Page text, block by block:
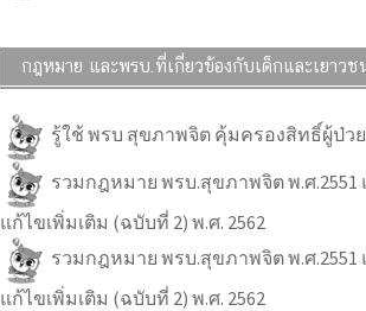
กฎหมาย และพรบ.ที่เกี่ยวข้องกับเด็กและเยาวช
รู้ใช้ พรบ สุขภาพจิต คุ้มครองสิทธิ์ผู้ป่วย
รวมกฎหมาย พรบ.สุขภาพจิต พ.ศ.2551
แก้ไขเพิ่มเติม (ฉบับที่ 2) พ.ศ. 2562
รวมกฎหมาย พรบ.สุขภาพจิต พ.ศ.2551
แก้ไขเพิ่มเติม (ฉบับที่ 2) พ.ศ. 2562